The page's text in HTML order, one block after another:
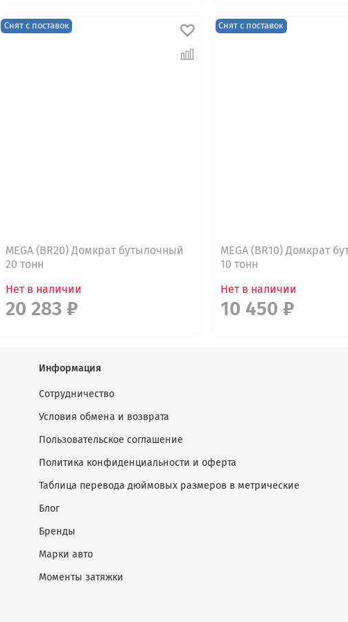
Снят с поставок
MEGA (BR20) Домкрат бутылочный
20 тонн
Нет в наличии
20 283 ₽
Снят с поставок
MEGA (BR10) Домкрат
10 тонн
Нет в наличии
10 450 ₽
Информация
Сотрудничество
Условия обмена и возврата
Пользовательское соглашение
Политика конфиденциальности и оферта
Таблица перевода дюймовых размеров в метрические
Блог
Бренды
Марки авто
Моменты затяжки